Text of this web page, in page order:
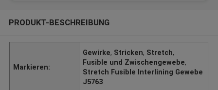
PRODUKT-BESCHREIBUNG
Markieren:
Gewirke, Stricken, Stretch,
Fusible und Zwischengewebe,
Stretch Fusible Interlining Gewebe
J5763